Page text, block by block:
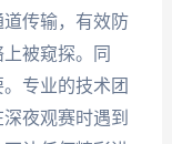
传输，有效防
被窥探。同
专业的技术团
夜观赛时遇到